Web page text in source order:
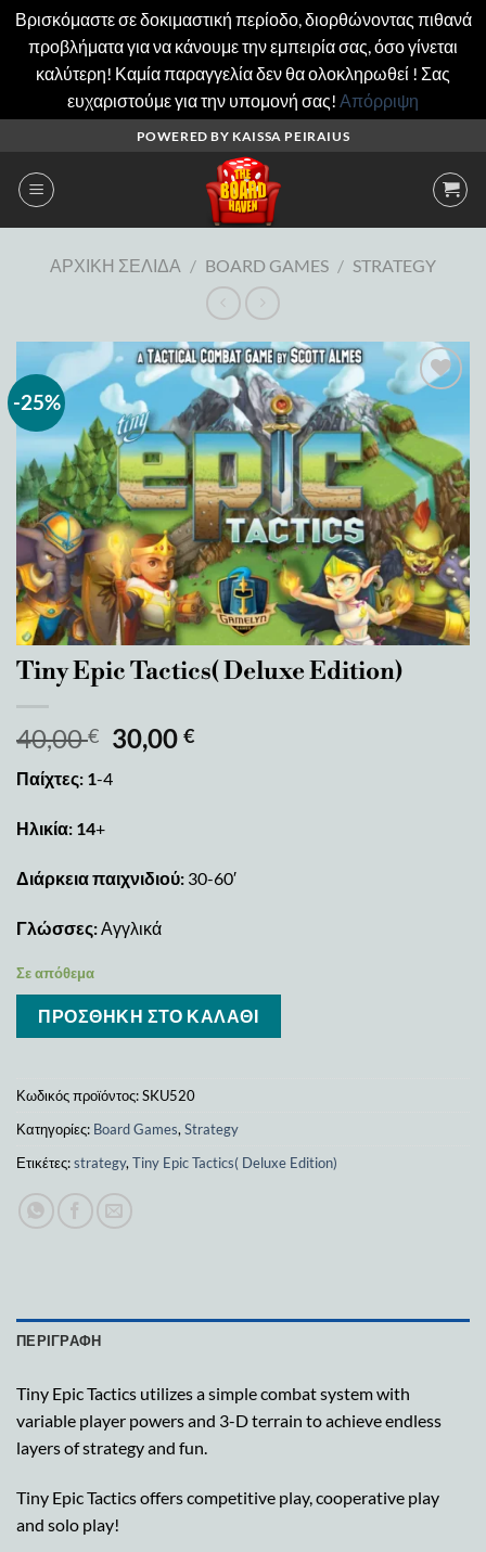
Βρισκόμαστε σε δοκιμαστική περίοδο, διορθώνοντας πιθανά
προβλήματα για να κάνουμε την εμπειρία σας, όσο γίνεται
καλύτερη! Καμία παραγγελία δεν θα ολοκληρωθεί ! Σας
ευχαριστούμε για την υπομονή σας! Απόρριψη
περιεχόμενο
POWERED BY KAISSA PEIRAIUS
ΑΡΧΙΚΉ ΣΕΛΊΔΑ / BOARD GAMES / STRATEGY
-25%
Add to
wishlist
Tiny Epic Tactics( Deluxe Edition)
40,00€ 30,00€
Παίχτες: 1-4
Ηλικία: 14+
Διάρκεια παιχνιδιού: 30-60′
Γλώσσες: Αγγλικά
Σε απόθεμα
ΠΡΟΣΘΉΚΗ ΣΤΟ ΚΑΛΆΘΙ
Κωδικός προϊόντος:SKU520
Κατηγορίες: Board Games, Strategy
Ετικέτες:strategy, Tiny Epic Tactics( Deluxe Edition)
ΠΕΡΙΓΡΑΦΉ
Tiny Epic Tactics utilizes a simple combat system with
variable player powers and 3-D terrain to achieve endless
layers of strategy and fun.
Tiny Epic Tactics offers competitive play, cooperative play
and solo play!